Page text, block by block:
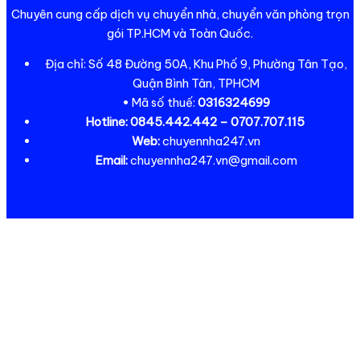
Chuyên cung cấp dịch vụ chuyển nhà, chuyển văn phòng trọn
gói TP.HCM và Toàn Quốc.
Địa chỉ: Số 48 Đường 50A, Khu Phố 9, Phường Tân Tạo,
Quận Bình Tân, TPHCM
• Mã số thuế: 0316324699
Hotline:0845.442.442 – 0707.707.115
Web:chuyennha247.vn
Email:chuyennha247.vn@gmail.com